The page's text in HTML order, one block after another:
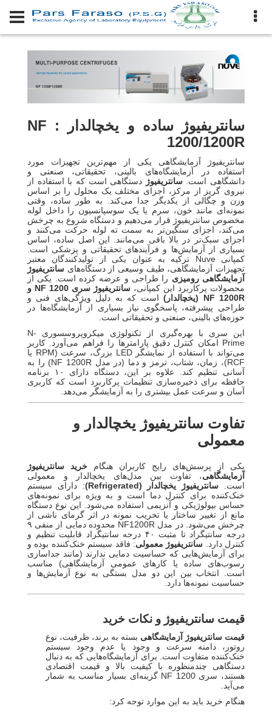
سانتريفيوژ ساده و یخچالدار : NF
1200/1200R
سانتریفیوژ آزمایشگاهی یکی از مهم‌ترین تجهیزات مورد
استفاده در آزمایشگاه‌های بالینی، تحقیقاتی، صنعتی و
دانشگاهی است.سانتریفیوژ دستگاهی است که با استفاده از
نیروی گریز از مرکز، اجزای مختلف یک محلول را بر اساس
وزن و چگالی از یکدیگر جدا می‌کند. به طور ساده، وقتی
نمونه‌ای مانند خون، سرم یا یک سوسپانسیون را داخل لوله
مخصوص سانتریفیوژ قرار می‌دهیم و دستگاه شروع به چرخش
می‌کند، اجزای سنگین‌تر به سمت ته لوله حرکت می‌کنند و
اجزای سبک‌تر در بالا باقی می‌مانند. این اصل ساده، اساس
بسیاری از آزمایش‌ها و فرآیندهای تحقیقاتی و پزشکی است.
کمپانی Nuve ترکیه به عنوان یکی از تولیدکنندگان معتبر
تجهیزات آزمایشگاهی، طیف وسیعی از دستگاه‌های سانتریفیوژ
آزمایشگاهی رومیزی را طراحی و عرضه کرده است. یکی از
محصولات پرکاربرد این کمپانی،
سانتریفیوژ سری NF 1200 و
NF 1200R (یخچالدار)
است که به دلیل ویژگی‌های فنی و
طراحی پیشرفته، پاسخگوی نیاز بسیاری از آزمایشگاه‌ها در
حوزه‌های بالینی، صنعتی و تحقیقاتی است.
این سری با بهره‌گیری از تکنولوژی میکروپروسسوری N-
Prime امکان کنترل دقیق پارامترها را فراهم می‌آورد. کاربر
می‌تواند با استفاده از نمایشگر LED بزرگ، سرعت (RPM یا
RCF)، زمان، شتاب، ترمز و دما (در مدل NF 1200R) را به
آسانی تنظیم کند. علاوه بر این، دستگاه دارای ۱۰ برنامه
حافظه برای ذخیره‌سازی تنظیمات پرکاربرد است که کاربری
آسان و سرعت عمل بیشتری را به آزمایشگر می‌دهد.
تفاوت سانتریفیوژ یخچالدار و
معمولی
یکی از پرسش‌های رایج کاربران هنگام خرید سانتریفیوژ
آزمایشگاهی، تفاوت بین مدل‌های یخچالدار و معمولی
است. سانتریفیوژ یخچالدار (Refrigerated)
: دارای سیستم
خنک‌کننده برای کنترل دما است و به ویژه برای نمونه‌های
حساس بیولوژیکی و آنزیمی استفاده می‌شود. این نوع دستگاه
مانع از تغییر ساختار یا تخریب نمونه در اثر گرمای ناشی از
چرخش می‌شود. در مدل NF1200R محدوده دمایی از منفی ۹
درجه سانتیگراد تا مثبت ۴۰ درجه سانتیگراد قابلیت تنظیم و
کنترل دارد. سانتریفیوژ معمولی: فاقد سیستم خنک‌کننده بوده و
برای آزمایش‌هایی که حساسیت دمایی ندارند (مانند جداسازی
رسوب‌های ساده یا کارهای عمومی آزمایشگاهی) مناسب
است. انتخاب بین این دو مدل بستگی به نوع آزمایش‌ها و
حساسیت نمونه‌ها دارد.
قیمت سانتریفیوژ و نکات خرید
قیمت سانتریفیوژ آزمایشگاهی بسته به برند، ظرفیت، نوع
روتور، دامنه سرعت و وجود یا عدم وجود سیستم
خنک‌کننده متفاوت است. برای آزمایشگاه‌هایی که به دنبال
دستگاهی چندمنظوره با کیفیت بالا و قیمت اقتصادی
هستند، سری NF 1200 گزینه‌ای بسیار مناسب به شمار
می‌آید.
هنگام خرید باید به این موارد توجه کرد: